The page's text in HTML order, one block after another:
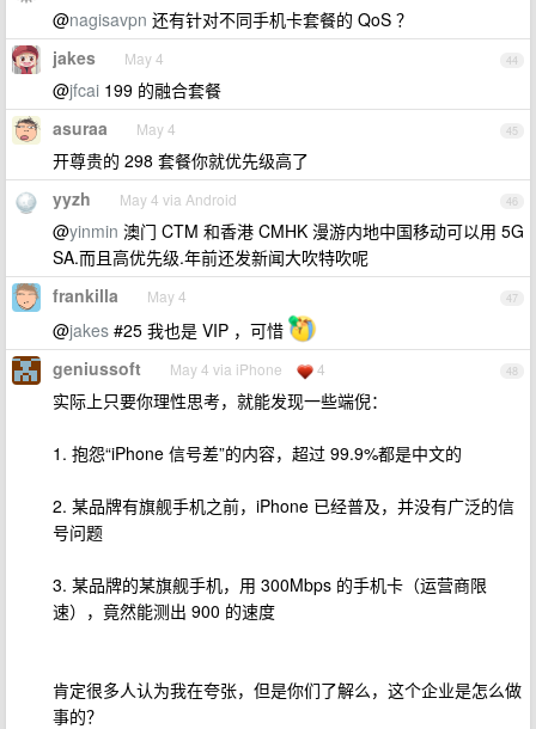
@nagisavpn 还有针对不同手机卡套餐的 QoS ？
44
jakes May 4
@jfcai 199 的融合套餐
45
asuraa May 4
开尊贵的 298 套餐你就优先级高了
46
yyzh May 4 via Android
@yinmin 澳门 CTM 和香港 CMHK 漫游内地中国移动可以用 5G
SA.而且高优先级.年前还发新闻大吹特吹呢
47
frankilla May 4
@jakes #25 我也是 VIP ，可惜
48
geniussoft May 4 via iPhone 4
实际上只要你理性思考，就能发现一些端倪：
1. 抱怨“iPhone 信号差”的内容，超过 99.9%都是中文的
2. 某品牌有旗舰手机之前，iPhone 已经普及，并没有广泛的信
号问题
3. 某品牌的某旗舰手机，用 300Mbps 的手机卡（运营商限
速），竟然能测出 900 的速度
肯定很多人认为我在夸张，但是你们了解么，这个企业是怎么做
事的？